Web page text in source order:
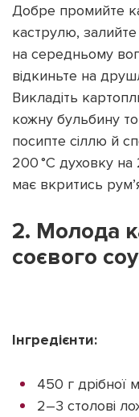
Добре промийте
каструлю,
на середньому
відкиньте на
Викладіть
кожну бульбину
посипте сіллю й
200 °C духовку
має вкритись
2. Молода
соєвого
Інгредієнти:
450 г дрібної
2–3 столові